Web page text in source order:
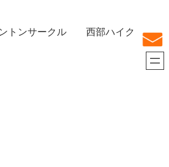
トンサークル 西部ハイク